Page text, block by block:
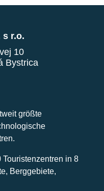
s r.o.
10
Bystrica
größte
in 8
Berggebiete,